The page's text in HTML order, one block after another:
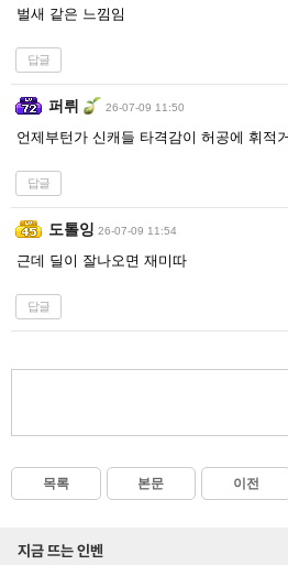
벌새 같은 느낌임
답글
퍼뤼 26-07-09 11:50
언제부턴가 신캐들 타격감이 허공에 휘적
답글
도톨잉 26-07-09 11:54
근데 딜이 잘나오면 재미따
답글
목록 본문 이전
지금 뜨는 인벤